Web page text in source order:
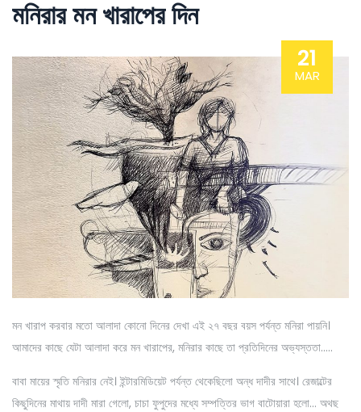
মনিরার মন খারাপের দিন
21
MAR
মন খারাপ করবার মতো আলাদা কোনো দিনের দেখা এই ২৭ বছর বয়স পর্যন্ত মনিরা পায়নি।
আমাদের কাছে যেটা আলাদা করে মন খারাপের, মনিরার কাছে তা প্রতিদিনের অভ্যস্ততা…..
বাবা মায়ের স্মৃতি মনিরার নেই। ইন্টারমিডিয়েট পর্যন্ত থেকেছিলো অন্ধ দাদীর সাথে। রেজাল্টের
কিছুদিনের মাথায় দাদী মারা গেলো, চাচা ফুপুদের মধ্যে সম্পত্তির ভাগ বাটোয়ারা হলো… অথছ